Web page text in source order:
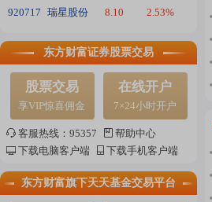
920717 瑞星股份 8.10 2.53%
东方财富证券股票交易
股票交易
享VIP惊喜佣金
在线开户
7×24小时开户
客服热线：95357
帮助中心
下载电脑客户端
下载手机客户端
东方财富旗下天天基金交易平台